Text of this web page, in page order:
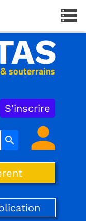
souterrains
search person
storage